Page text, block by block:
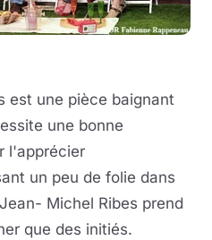
est une pièce baignant
une bonne
l'apprécier
un peu de folie dans
Michel Ribes prend
que des initiés.